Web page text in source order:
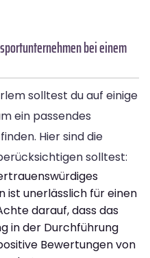
bei einem
solltest du auf einige
ein passendes
Hier sind die
solltest:
unerlässlich für einen
darauf, dass das
in der Durchführung
Bewertungen von